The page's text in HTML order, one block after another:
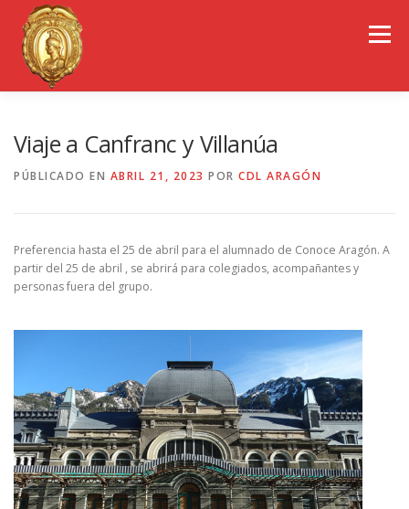
contenido
Menú
OBSERVATORIOS CONGRESOS
REVISTA CDL-ARAGÓN
Viaje a Canfranc y Villanúa
PÚBLICADO EN ABRIL 21, 2023 POR CDL ARAGÓN
Preferencia hasta el 25 de abril para el alumnado de Conoce Aragón. A
partir del 25 de abril , se abrirá para colegiados, acompañantes y
personas fuera del grupo.